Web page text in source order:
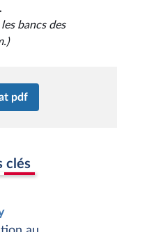
bancs des
pdf
clés